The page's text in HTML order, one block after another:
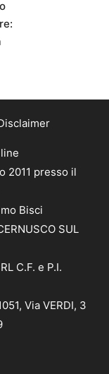
2011 presso il
Bisci
SUL
C.F. e P.I.
Via VERDI, 3